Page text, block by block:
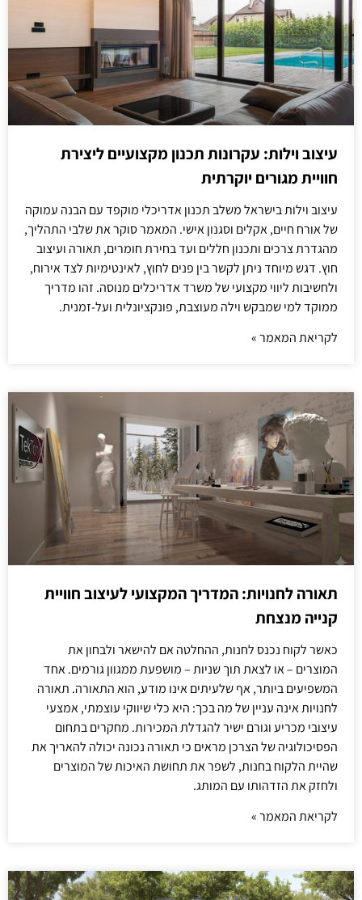
עיצוב וילות: עקרונות תכנון מקצועיים ליצירת
חוויית מגורים יוקרתית
עיצוב וילות בישראל משלב תכנון אדריכלי מוקפד עם הבנה עמוקה
של אורח חיים, אקלים וסגנון אישי. המאמר סוקר את שלבי התהליך,
מהגדרת צרכים ותכנון חללים ועד בחירת חומרים, תאורה ועיצוב
חוץ. דגש מיוחד ניתן לקשר בין פנים לחוץ, לאינטימיות לצד אירוח,
ולחשיבות ליווי מקצועי של משרד אדריכלים מנוסה. זהו מדריך
ממוקד למי שמבקש וילה מעוצבת, פונקציונלית ועל-זמנית.
לקריאת המאמר »
תאורה לחנויות: המדריך המקצועי לעיצוב חוויית
קנייה מנצחת
כאשר לקוח נכנס לחנות, ההחלטה אם להישאר ולבחון את
המוצרים – או לצאת תוך שניות – מושפעת ממגוון גורמים. אחד
המשפיעים ביותר, אף שלעיתים אינו מודע, הוא התאורה. תאורה
לחנויות אינה עניין של מה בכך: היא כלי שיווקי עוצמתי, אמצעי
עיצובי מכריע וגורם ישיר להגדלת המכירות. מחקרים בתחום
הפסיכולוגיה של הצרכן מראים כי תאורה נכונה יכולה להאריך את
שהיית הלקוח בחנות, לשפר את תחושת האיכות של המוצרים
ולחזק את הזדהותו עם המותג.
לקריאת המאמר »